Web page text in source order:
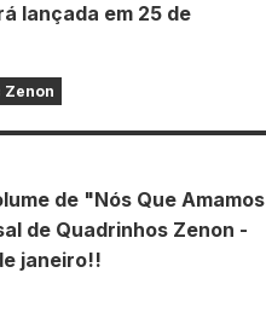
lançada em 25 de
Zenon
de "Nós Que Amamos
de Quadrinhos Zenon -
janeiro!!